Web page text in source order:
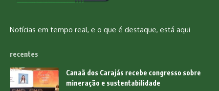
Notícias em tempo real, e o que é destaque, está aqui
recentes
Canaã dos Carajás recebe congresso sobre
mineração e sustentabilidade